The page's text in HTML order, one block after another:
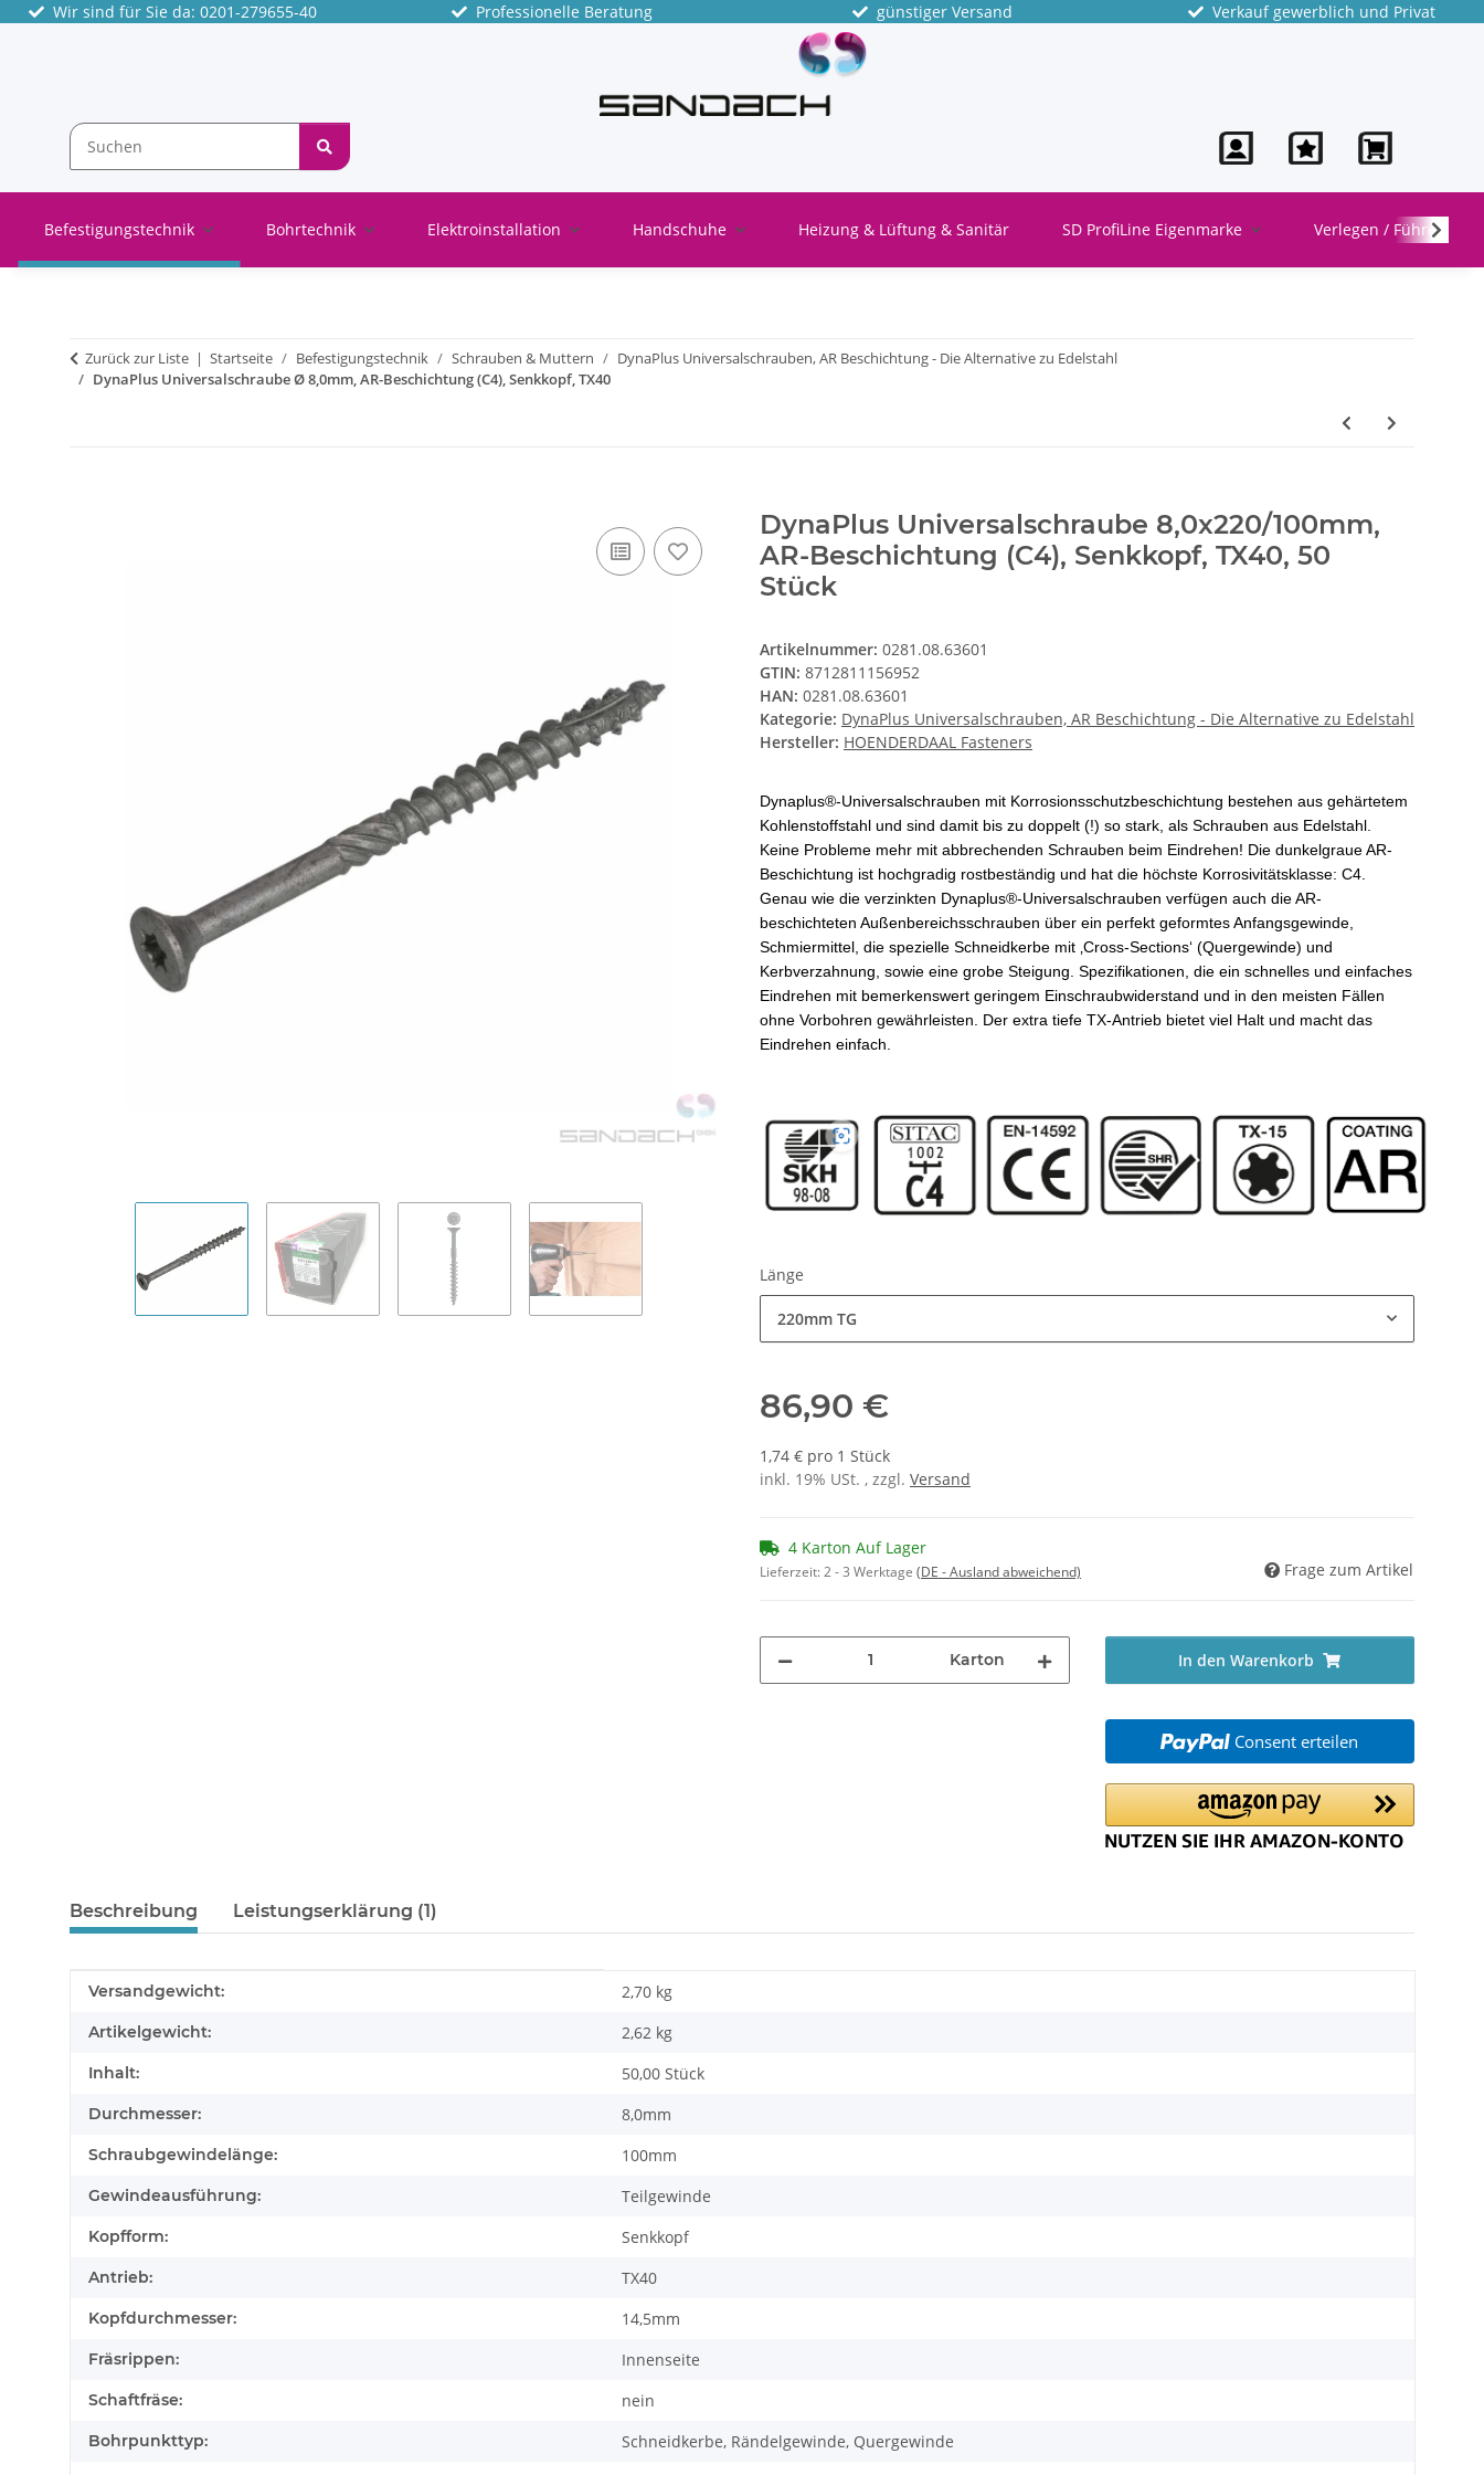
Wir sind für Sie da: 0201-279655-40 Professionelle Beratung günstiger Versand Verkauf gewerblich und Privat
Befestigungstechnik Bohrtechnik Elektroinstallation Handschuhe Heizung & Lüftung & Sanitär SD ProfiLine Eigenmarke Verlegen / Führen
Zurück zur Liste Startseite Befestigungstechnik Schrauben & Muttern
DynaPlus Universalschrauben, AR Beschichtung - Die Alternative zu Edelstahl
DynaPlus Universalschraube Ø 8,0mm, AR-Beschichtung (C4), Senkkopf, TX40
DynaPlus Universalschraube 8,0x220/100mm,
AR-Beschichtung (C4), Senkkopf, TX40, 50
Stück
Artikelnummer: 0281.08.63601
GTIN: 8712811156952
HAN: 0281.08.63601
Kategorie: DynaPlus Universalschrauben, AR Beschichtung - Die Alternative zu Edelstahl
Hersteller: HOENDERDAAL Fasteners
Dynaplus®-Universalschrauben mit Korrosionsschutzbeschichtung bestehen aus gehärtetem
Kohlenstoffstahl und sind damit bis zu doppelt (!) so stark, als Schrauben aus Edelstahl.
Keine Probleme mehr mit abbrechenden Schrauben beim Eindrehen! Die dunkelgraue AR-
Beschichtung ist hochgradig rostbeständig und hat die höchste Korrosivitätsklasse: C4.
Genau wie die verzinkten Dynaplus®-Universalschrauben verfügen auch die AR-
beschichteten Außenbereichsschrauben über ein perfekt geformtes Anfangsgewinde,
Schmiermittel, die spezielle Schneidkerbe mit ‚Cross-Sections‘ (Quergewinde) und
Kerbverzahnung, sowie eine grobe Steigung. Spezifikationen, die ein schnelles und einfaches
Eindrehen mit bemerkenswert geringem Einschraubwiderstand und in den meisten Fällen
ohne Vorbohren gewährleisten. Der extra tiefe TX-Antrieb bietet viel Halt und macht das
Eindrehen einfach.
Länge
220mm TG
86,90 €
1,74 € pro 1 Stück
inkl. 19% USt. , zzgl. Versand
4 Karton Auf Lager
Lieferzeit:2 - 3 Werktage (DE - Ausland abweichend) Frage zum Artikel
Karton In den Warenkorb
Consent erteilen
Beschreibung Leistungserklärung (1)
Produkteigenschaft
Wert
Versandgewicht: 2,70 kg
Artikelgewicht: 2,62 kg
Inhalt: 50,00 Stück
Durchmesser: 8,0mm
Schraubgewindelänge: 100mm
Gewindeausführung: Teilgewinde
Kopfform: Senkkopf
Antrieb: TX40
Kopfdurchmesser: 14,5mm
Fräsrippen: Innenseite
Schaftfräse: nein
Bohrpunkttyp: Schneidkerbe, Rändelgewinde, Quergewinde